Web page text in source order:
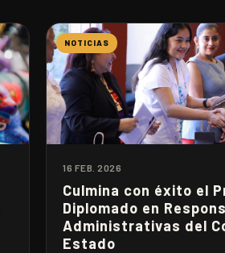
NOTICIAS
16 FEB. 2026
Culmina con éxito el
Diplomado en
Administrativas del
Estado